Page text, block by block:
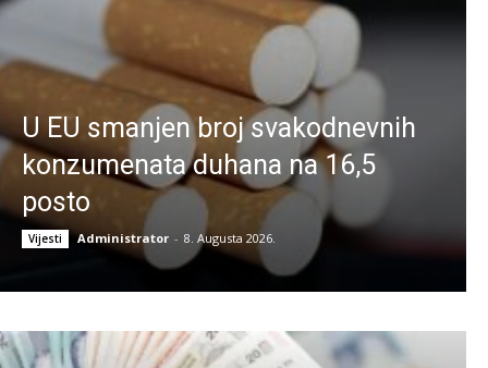
U EU smanjen broj svakodnevnih
konzumenata duhana na 16,5
posto
Vijesti Administrator - 8. Augusta 2026.